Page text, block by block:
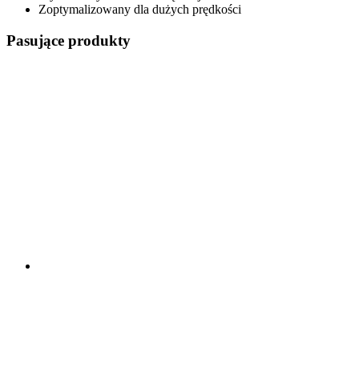
Zoptymalizowany dla dużych prędkości
Pasujące produkty